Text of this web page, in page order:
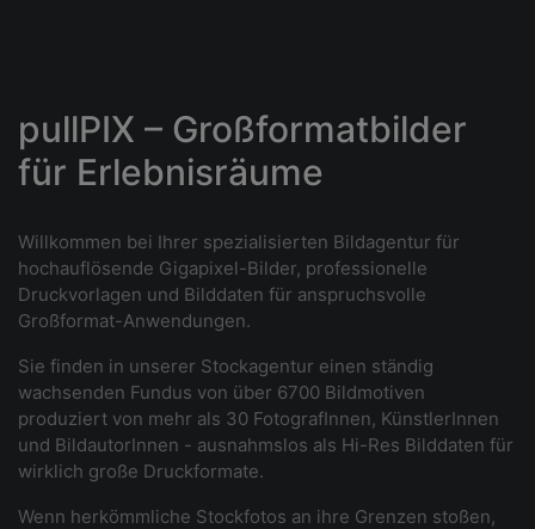
pullPIX – Großformatbilder
für Erlebnisräume
Willkommen bei Ihrer spezialisierten Bildagentur für
hochauflösende Gigapixel-Bilder, professionelle
Druckvorlagen und Bilddaten für anspruchsvolle
Großformat-Anwendungen.
Sie finden in unserer Stockagentur einen ständig
wachsenden Fundus von über 6700 Bildmotiven
produziert von mehr als 30 FotografInnen, KünstlerInnen
und BildautorInnen - ausnahmslos als Hi-Res Bilddaten für
wirklich große Druckformate.
Wenn herkömmliche Stockfotos an ihre Grenzen stoßen,